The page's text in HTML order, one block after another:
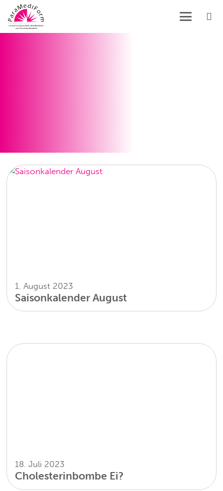
1. August 2023
Saisonkalender August
18. Juli 2023
Cholesterinbombe Ei?